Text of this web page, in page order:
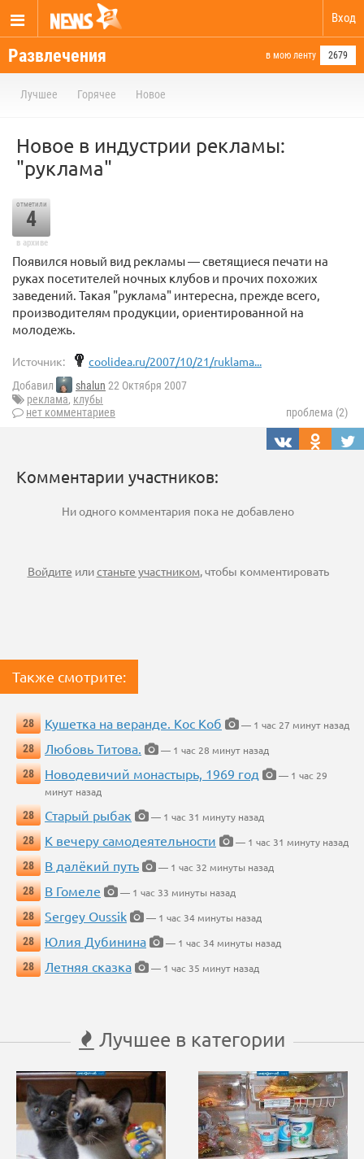
Вход
Развлечения в мою ленту 2679
Лучшее Горячее Новое
Новое в индустрии рекламы:
"руклама"
отметили
4
в архиве
Появился новый вид рекламы — светящиеся печати на
руках посетителей ночных клубов и прочих похожих
заведений. Такая "руклама" интересна, прежде всего,
производителям продукции, ориентированной на
молодежь.
Источник: coolidea.ru/2007/10/21/ruklama...
Добавил shalun 22 Октября 2007
реклама, клубы
нет комментариев
проблема (2)
Комментарии участников:
Ни одного комментария пока не добавлено
Войдите илистаньте участником, чтобы комментировать
Также смотрите:
28 Кушетка на веранде. Кос Коб
— 1 час 27 минут назад
28
Любовь Титова.
— 1 час 28 минут назад
28
Новодевичий монастырь, 1969 год
— 1 час 29
минут назад
28
Старый рыбак
— 1 час 31 минуту назад
28
К вечеру самодеятельности
— 1 час 31 минуту назад
28
В далёкий путь
— 1 час 32 минуты назад
28
В Гомеле
— 1 час 33 минуты назад
28
Sergey Oussik
— 1 час 34 минуты назад
28
Юлия Дубинина
— 1 час 34 минуты назад
28
Летняя сказка — 1 час 35 минут назад
Лучшее в категории